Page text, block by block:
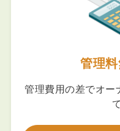
管理
管理費用の差でオー